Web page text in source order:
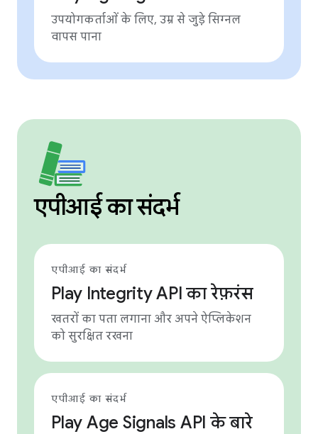
उपयोगकर्ताओं के लिए, उम्र से जुड़े सिग्नल
वापस पाना
एपीआई का संदर्भ
एपीआई का संदर्भ
Play Integrity API का रेफ़रंस
खतरों का पता लगाना और अपने ऐप्लिकेशन
को सुरक्षित रखना
एपीआई का संदर्भ
Play Age Signals API के बारे